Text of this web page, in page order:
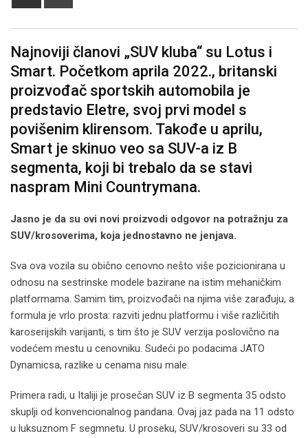
Najnoviji članovi „SUV kluba“ su Lotus i
Smart. Početkom aprila 2022., britanski
proizvođač sportskih automobila je
predstavio Eletre, svoj prvi model s
povišenim klirensom. Takođe u aprilu,
Smart je skinuo veo sa SUV-a iz B
segmenta, koji bi trebalo da se stavi
naspram Mini Countrymana.
Jasno je da su ovi novi proizvodi odgovor na potražnju za
SUV/krosoverima, koja jednostavno ne jenjava.
Sva ova vozila su obično cenovno nešto više pozicionirana u
odnosu na sestrinske modele bazirane na istim mehaničkim
platformama. Samim tim, proizvođači na njima više zarađuju, a
formula je vrlo prosta: razviti jednu platformu i više različitih
karoserijskih varijanti, s tim što je SUV verzija poslovično na
vodećem mestu u cenovniku. Sudeći po podacima JATO
Dynamicsa, razlike u cenama nisu male.
Primera radi, u Italiji je prosečan SUV iz B segmenta 35 odsto
skuplji od konvencionalnog pandana. Ovaj jaz pada na 11 odsto
u luksuznom F segmnetu. U proseku, SUV/krosoveri su 33 od